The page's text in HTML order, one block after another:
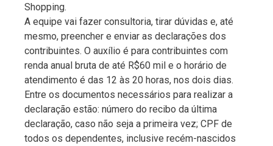
Shopping.
A equipe vai fazer consultoria, tirar dúvidas e, até
mesmo, preencher e enviar as declarações dos
contribuintes. O auxílio é para contribuintes com
renda anual bruta de até R$60 mil e o horário de
atendimento é das 12 às 20 horas, nos dois dias.
Entre os documentos necessários para realizar a
declaração estão: número do recibo da última
declaração, caso não seja a primeira vez; CPF de
todos os dependentes, inclusive recém-nascidos